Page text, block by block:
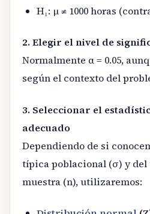
H₁: μ ≠ 1000 horas
2. Elegir el nivel de
Normalmente α = 0.05,
según el contexto del
3. Seleccionar el
adecuado
Dependiendo de si
típica poblacional (σ) y del
muestra (n), utilizaremos: